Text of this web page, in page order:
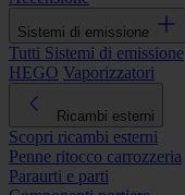
Sistemi di emissione
Tutti Sistemi di emissione
HEGO Vaporizzatori
Ricambi esterni
Scopri ricambi esterni
Penne ritocco carrozzeria
Paraurti e parti